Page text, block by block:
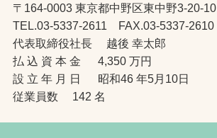
〒164-0003 東京都中野区東中野3-20-10
TEL.03-5337-2611 FAX.03-5337-2610
代表取締役社長 越後 幸太郎
払 込 資 本 金 4,350 万円
設 立 年 月 日 昭和46 年5月10日
従業員数 142 名